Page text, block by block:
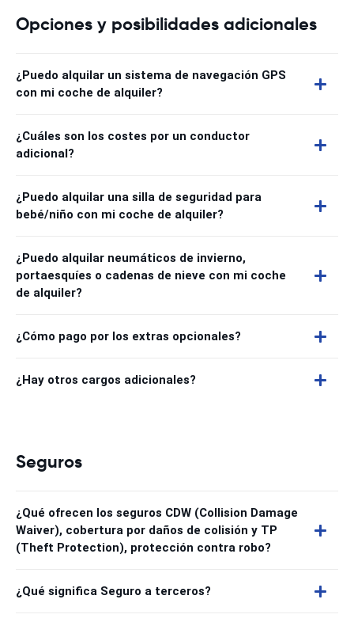
Opciones y posibilidades adicionales
¿Puedo alquilar un sistema de navegación GPS
con mi coche de alquiler?
¿Cuáles son los costes por un conductor
adicional?
¿Puedo alquilar una silla de seguridad para
bebé/niño con mi coche de alquiler?
¿Puedo alquilar neumáticos de invierno,
portaesquíes o cadenas de nieve con mi coche
de alquiler?
¿Cómo pago por los extras opcionales?
¿Hay otros cargos adicionales?
Seguros
¿Qué ofrecen los seguros CDW (Collision Damage
Waiver), cobertura por daños de colisión y TP
(Theft Protection), protección contra robo?
¿Qué significa Seguro a terceros?